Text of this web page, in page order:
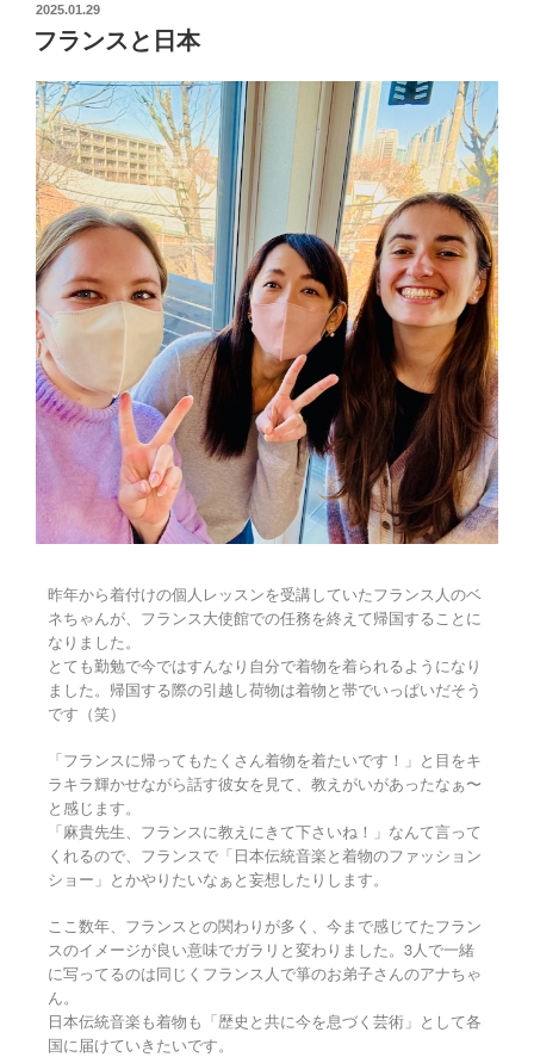
2025.01.29
フランスと日本
昨年から着付けの個人レッスンを受講していたフランス人のベ
ネちゃんが、フランス大使館での任務を終えて帰国することに
なりました。
とても勤勉で今ではすんなり自分で着物を着られるようになり
ました。帰国する際の引越し荷物は着物と帯でいっぱいだそう
です（笑）
「フランスに帰ってもたくさん着物を着たいです！」と目をキ
ラキラ輝かせながら話す彼女を見て、教えがいがあったなぁ〜
と感じます。
「麻貴先生、フランスに教えにきて下さいね！」なんて言って
くれるので、フランスで「日本伝統音楽と着物のファッション
ショー」とかやりたいなぁと妄想したりします。
ここ数年、フランスとの関わりが多く、今まで感じてたフラン
スのイメージが良い意味でガラリと変わりました。3人で一緒
に写ってるのは同じくフランス人で箏のお弟子さんのアナちゃ
ん。
日本伝統音楽も着物も「歴史と共に今を息づく芸術」として各
国に届けていきたいです。